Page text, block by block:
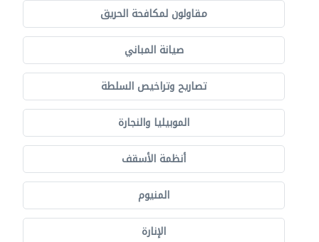
مقاولون لمكافحة الحريق
صيانة المباني
تصاريح وتراخيص السلطة
الموبيليا والنجارة
أنظمة الأسقف
المنيوم
الإنارة